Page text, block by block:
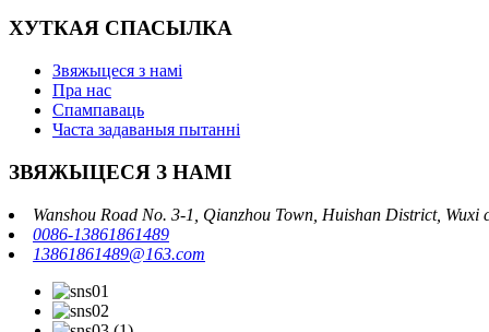
ХУТКАЯ СПАСЫЛКА
Звяжыцеся з намі
Пра нас
Спампаваць
Часта задаваныя пытанні
ЗВЯЖЫЦЕСЯ З НАМІ
Wanshou Road No. 3-1, Qianzhou Town, Huishan District, Wuxi
0086-13861861489
13861861489@163.com